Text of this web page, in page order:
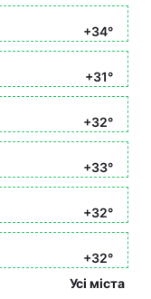
+34°
+31°
+32°
+33°
+32°
+32°
Усі міста